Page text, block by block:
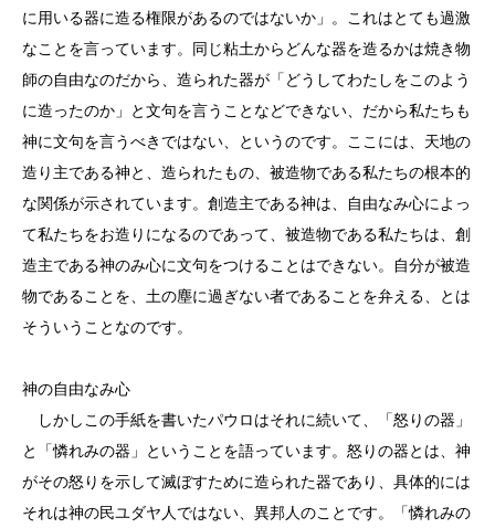
に用いる器に造る権限があるのではないか」。これはとても過激
なことを言っています。同じ粘土からどんな器を造るかは焼き物
師の自由なのだから、造られた器が「どうしてわたしをこのよう
に造ったのか」と文句を言うことなどできない、だから私たちも
神に文句を言うべきではない、というのです。ここには、天地の
造り主である神と、造られたもの、被造物である私たちの根本的
な関係が示されています。創造主である神は、自由なみ心によっ
て私たちをお造りになるのであって、被造物である私たちは、創
造主である神のみ心に文句をつけることはできない。自分が被造
物であることを、土の塵に過ぎない者であることを弁える、とは
そういうことなのです。
神の自由なみ心
しかしこの手紙を書いたパウロはそれに続いて、「怒りの器」
と「憐れみの器」ということを語っています。怒りの器とは、神
がその怒りを示して滅ぼすために造られた器であり、具体的には
それは神の民ユダヤ人ではない、異邦人のことです。「憐れみの